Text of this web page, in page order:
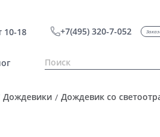
10-18 +7(495) 320-7-052
Дождевики / Дождевик со